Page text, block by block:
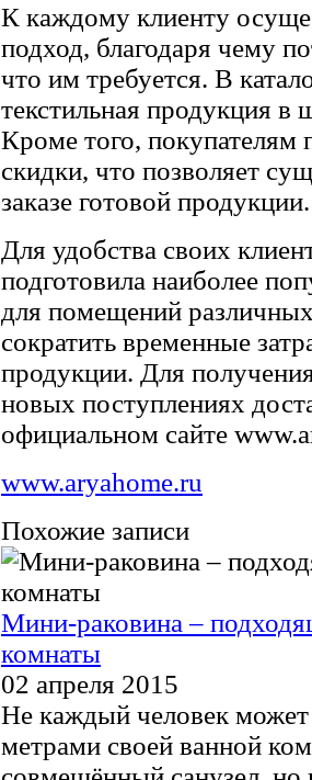
К каждому клиенту
подход, благодаря чему
что им требуется. В
текстильная продукция
Кроме того, покупателям
скидки, что позволяет
заказе готовой продукции.
Для удобства своих
подготовила наиболее
для помещений
сократить временные
продукции. Для
новых поступлениях
официальном сайте
www.aryahome.ru
Похожие записи
Мини-раковина –
комнаты
02 апреля 2015
Не каждый человек может
метрами своей ванной